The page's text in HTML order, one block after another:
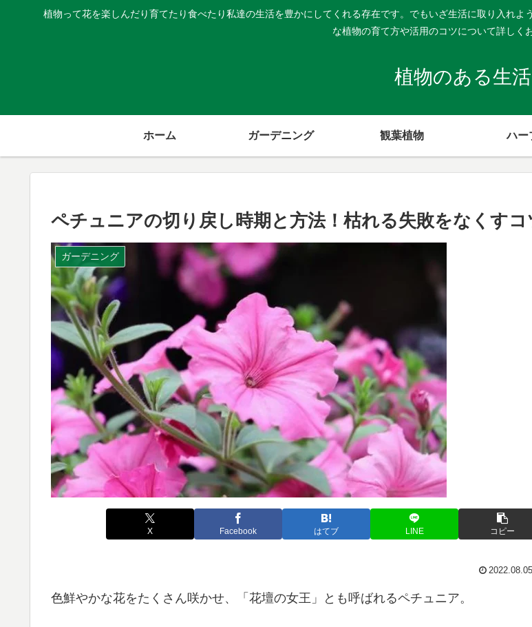
植物って花を楽しんだり育てたり食べたり私達の生活を豊かにしてくれる存在です。でもいざ生活に取り入れ
な植物の育て方や活用のコツについて詳しく
植物のある生活
ホーム ガーデニング 観葉植物 ハー
ペチュニアの切り戻し時期と方法！枯れる失敗をなくすコ
ガーデニング
X Facebook はてブ LINE コピー
2022.08.05
色鮮やかな花をたくさん咲かせ、「花壇の女王」とも呼ばれるペチュニア。